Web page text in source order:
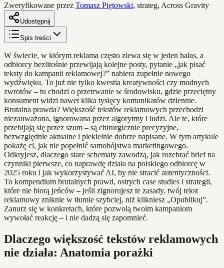
Zweryfikowane przez Tomasz Piętowski, strateg, Across Gravity
Udostępnij
Spis treści
W świecie, w którym reklama często zlewa się w jeden hałas, a
odbiorcy bezlitośnie przewijają kolejne posty, pytanie „jak pisać
teksty do kampanii reklamowej?” nabiera zupełnie nowego
wydźwięku. To już nie tylko kwestia kreatywności czy modnych
zwrotów – tu chodzi o przetrwanie w środowisku, gdzie przeciętny
konsument widzi nawet kilka tysięcy komunikatów dziennie.
Brutalna prawda? Większość tekstów reklamowych przechodzi
niezauważona, ignorowana przez algorytmy i ludzi. Ale te, które
przebijają się przez szum – są chirurgicznie precyzyjne,
bezwzględnie aktualne i piekielnie dobrze napisane. W tym artykule
pokażę ci, jak nie popełnić samobójstwa marketingowego.
Odkryjesz, dlaczego stare schematy zawodzą, jak rozebrać brief na
czynniki pierwsze, co naprawdę działa na polskiego odbiorcę w
2025 roku i jak wykorzystywać AI, by nie stracić autentyczności.
To kompendium brutalnych prawd, ostrych case studies i strategii,
które nie biorą jeńców – jeśli zignorujesz te zasady, twój tekst
reklamowy zniknie w tłumie szybciej, niż klikniesz „Opublikuj”.
Zanurz się w konkretach, które pozwolą twoim kampaniom
wywołać reakcję – i nie dadzą się zapomnieć.
Dlaczego większość tekstów reklamowych
nie działa: Anatomia porażki